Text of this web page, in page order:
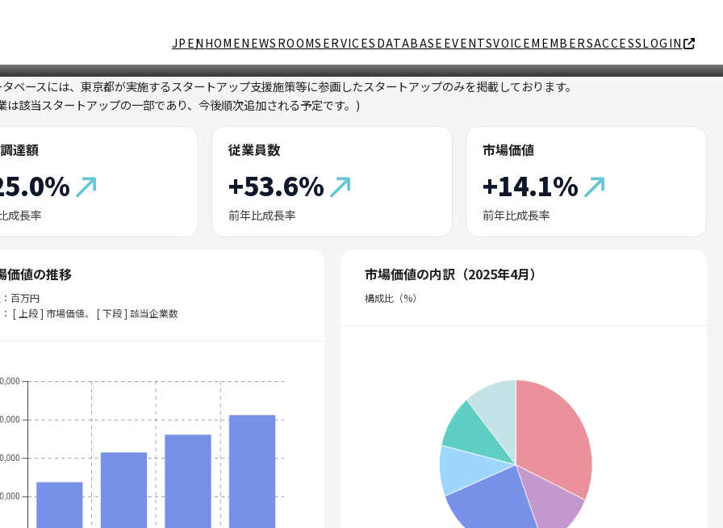
JP EN HOMENEWSROOMSERVICES DATABASE EVENTSVOICEMEMBERSACCESSLOGIN
ベースには、東京都が実施するスタートアップ支援施策等に参画したスタートアップのみを掲載しております。
は該当スタートアップの一部であり、今後順次追加される予定です。)
達額
成長率
従業員数
+53.6%
前年比成長率
市場価値
+14.1%
前年比成長率
価値の推移
百万円
[ 上段 ] 市場価値、 [ 下段 ] 該当企業数
市場価値の内訳（2025年4月）
構成比（%）